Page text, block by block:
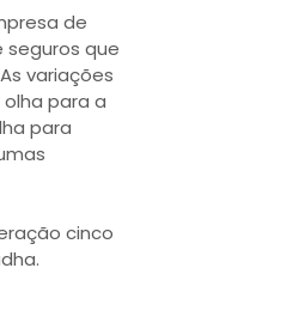
de
seguros que
variações
para a
para
cinco